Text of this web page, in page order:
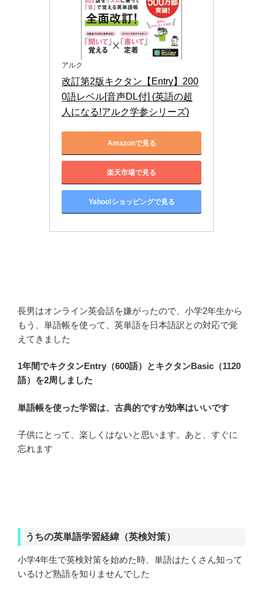
アルク
改訂第2版キクタン【Entry】200
0語レベル[音声DL付] (英語の超
人になる!アルク学参シリーズ)
Amazonで見る
楽天市場で見る
Yahoo!ショッピングで見る
長男はオンライン英会話を嫌がったので、小学2年生から
もう、単語帳を使って、英単語を日本語訳との対応で覚
えてきました
1年間でキクタンEntry（600語）とキクタンBasic（1120
語）を2周しました
単語帳を使った学習は、古典的ですが効率はいいです
子供にとって、楽しくはないと思います。あと、すぐに
忘れます
うちの英単語学習経緯（英検対策）
小学4年生で英検対策を始めた時、単語はたくさん知って
いるけど熟語を知りませんでした